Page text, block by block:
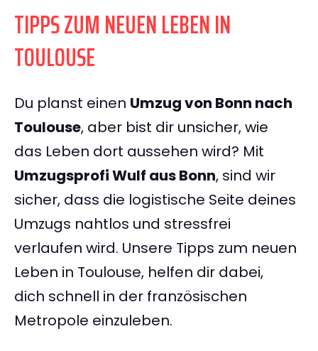
TIPPS ZUM NEUEN LEBEN IN
TOULOUSE
Du planst einen Umzug von Bonn nach
Toulouse, aber bist dir unsicher, wie
das Leben dort aussehen wird? Mit
Umzugsprofi Wulf aus Bonn, sind wir
sicher, dass die logistische Seite deines
Umzugs nahtlos und stressfrei
verlaufen wird. Unsere Tipps zum neuen
Leben in Toulouse, helfen dir dabei,
dich schnell in der französischen
Metropole einzuleben.